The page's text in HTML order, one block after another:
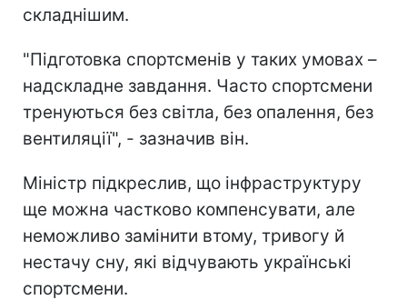
складнішим.
"Підготовка спортсменів у таких умовах –
надскладне завдання. Часто спортсмени
тренуються без світла, без опалення, без
вентиляції", - зазначив він.
Міністр підкреслив, що інфраструктуру
ще можна частково компенсувати, але
неможливо замінити втому, тривогу й
нестачу сну, які відчувають українські
спортсмени.